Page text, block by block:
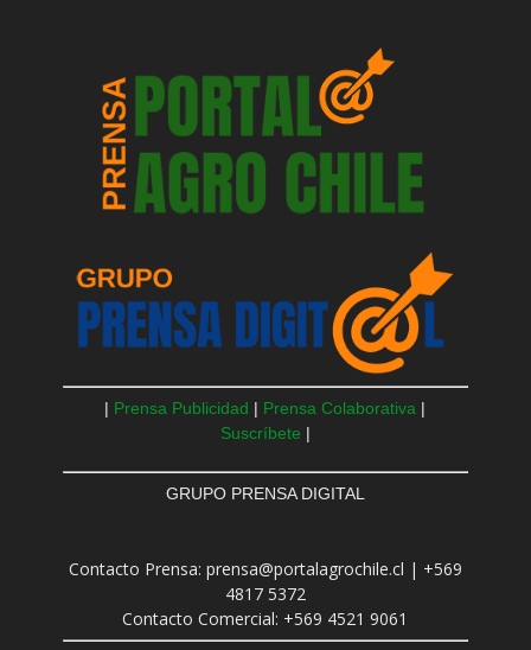
| Prensa Publicidad | Prensa Colaborativa |
Suscríbete |
GRUPO PRENSA DIGITAL
Contacto Prensa: prensa@portalagrochile.cl | +569
4817 5372
Contacto Comercial: +569 4521 9061